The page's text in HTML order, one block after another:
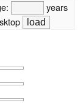
years